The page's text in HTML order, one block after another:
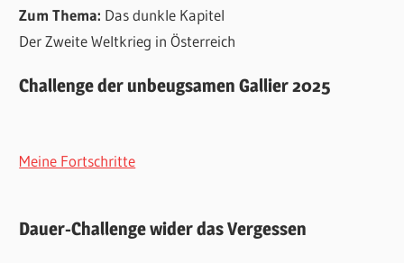
Zum Thema: Das dunkle Kapitel
Der Zweite Weltkrieg in Österreich
Challenge der unbeugsamen Gallier 2025
Meine Fortschritte
Dauer-Challenge wider das Vergessen